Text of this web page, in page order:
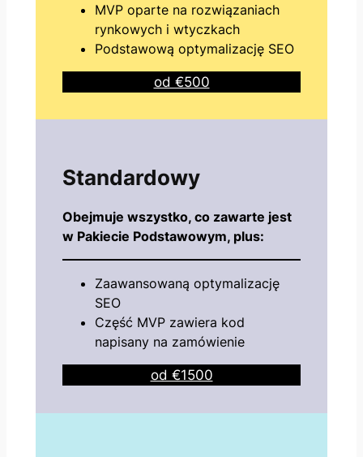
MVP oparte na rozwiązaniach
rynkowych i wtyczkach
Podstawową optymalizację SEO
od €500
Standardowy
Obejmuje wszystko, co zawarte jest
w Pakiecie Podstawowym, plus:
Zaawansowaną optymalizację
SEO
Część MVP zawiera kod
napisany na zamówienie
od €1500